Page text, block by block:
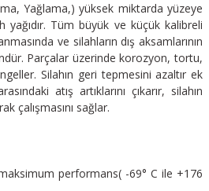
Yağlama,) yüksek miktarda yüzeye
yağıdır. Tüm büyük ve küçük kalibreli
ve silahların dış aksamlarının
Parçalar üzerinde korozyon, tortu,
Silahın geri tepmesini azaltır ek
atış artıklarını çıkarır, silahın
çalışmasını sağlar.
performans( -69° C ile +176